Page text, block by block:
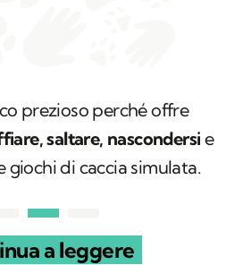
prezioso perché offre
saltare, nascondersi e
di caccia simulata.
a leggere